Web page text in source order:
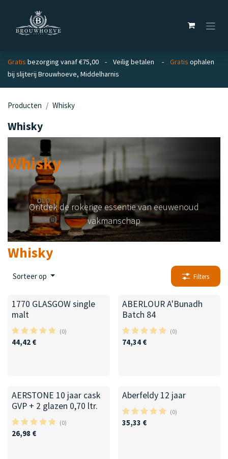
Gratis bezorging vanaf €75,00 - Veilig betalen - Gratis ophalen
bij slijterij Brouwhoeve, Middelharnis
Producten Whisky
Whisky
Whisky
Ontdek de rokerige essentie van eeuwenoud
vakmanschap
Whisky
Sorteer op Filters
1770 GLASGOW single
malt
(0)
44,42 €
ABERLOUR A'Bunadh
Batch 84
(0)
74,34€
AERSTONE 10 jaar cask
GVP + 2 glazen 0,70 ltr.
(0)
26,98 €
Aberfeldy 12 jaar
(0)
35,33 €